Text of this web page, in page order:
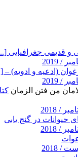
و قدیمی جغرافیایی
(ادعیه و ادویه) –
حیوانات در گنج یابی